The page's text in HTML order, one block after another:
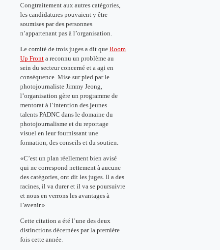
Congtraitement aux autres catégories,
les candidatures pouvaient y être
soumises par des personnes
n’appartenant pas à l’organisation.
Le comité de trois juges a dit que Room
Up Front a reconnu un problème au
sein du secteur concerné et a agi en
conséquence. Mise sur pied par le
photojournaliste Jimmy Jeong,
l’organisation gère un programme de
mentorat à l’intention des jeunes
talents PADNC dans le domaine du
photojournalisme et du reportage
visuel en leur fournissant une
formation, des conseils et du soutien.
«C’est un plan réellement bien avisé
qui ne correspond nettement à aucune
des catégories, ont dit les juges. Il a des
racines, il va durer et il va se poursuivre
et nous en verrons les avantages à
l’avenir.»
Cette citation a été l’une des deux
distinctions décernées par la première
fois cette année.